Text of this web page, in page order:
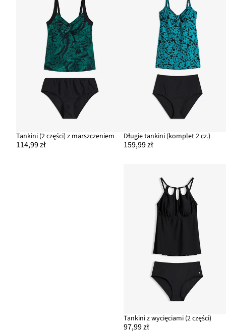
Tankini (2 części) z marszczeniem
114,99 zł
Długie tankini (komplet 2 cz.)
159,99 zł
Tankini z wycięciami (2 części)
97,99 zł